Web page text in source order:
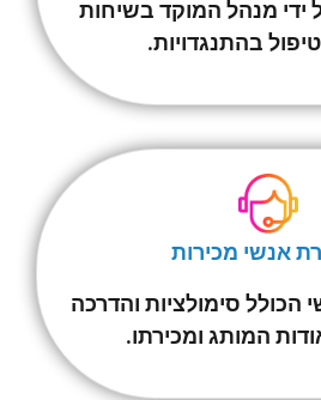
ידי מנהל המוקד בשיחות
בהתנגדויות.
אנשי מכירות
הכולל סימולציות והדרכה
המותג ומכירתו.